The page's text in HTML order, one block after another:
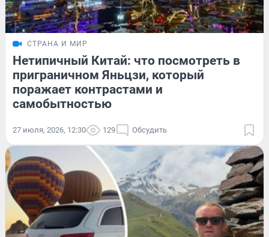
СТРАНА И МИР
Нетипичный Китай: что посмотреть в
приграничном Яньцзи, который
поражает контрастами и
самобытностью
27 июля, 2026, 12:30 129 Обсудить